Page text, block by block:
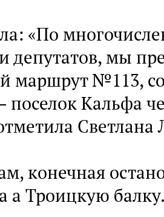
«По
депутатов, мы
маршрут №113,
поселок Кальфа
конечная
а Троицкую